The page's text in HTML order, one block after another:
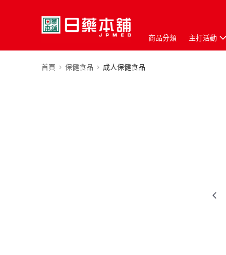
商品分類 主打活動
首頁 保健食品 成人保健食品